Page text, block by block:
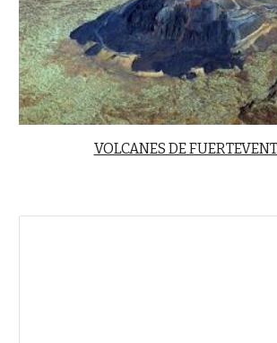
VOLCANES DE